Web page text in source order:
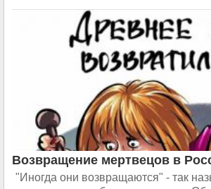
Возвращение мертвецов в
"Иногда они возвращаются" - так